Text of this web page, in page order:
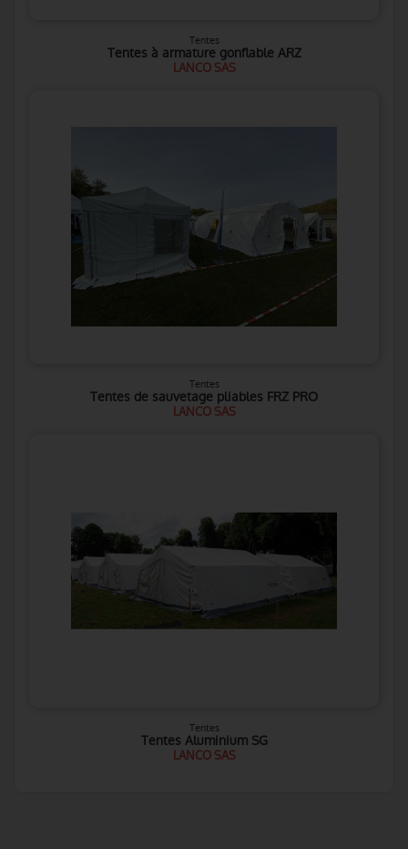
Tentes
Tentes à armature gonflable ARZ
LANCO SAS
Tentes
Tentes de sauvetage pliables FRZ PRO
LANCO SAS
Tentes
Tentes Aluminium SG
LANCO SAS